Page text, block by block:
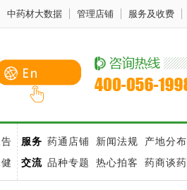
中药材大数据 管理店铺 服务及收费
服务 药通店铺 新闻法规
产地分布
交流 品种专题 热心拍客 药商谈药